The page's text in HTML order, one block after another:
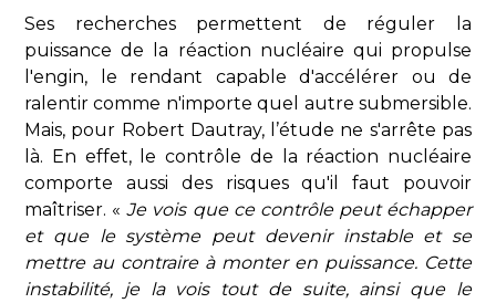
Ses recherches permettent de réguler la
puissance de la réaction nucléaire qui propulse
l'engin, le rendant capable d'accélérer ou de
ralentir comme n'importe quel autre submersible.
Mais, pour Robert Dautray, l’étude ne s'arrête pas
là. En effet, le contrôle de la réaction nucléaire
comporte aussi des risques qu'il faut pouvoir
maîtriser. «Je vois que ce contrôle peut échapper
et que le système peut devenir instable et se
mettre au contraire à monter en puissance. Cette
instabilité, je la vois tout de suite, ainsi que le